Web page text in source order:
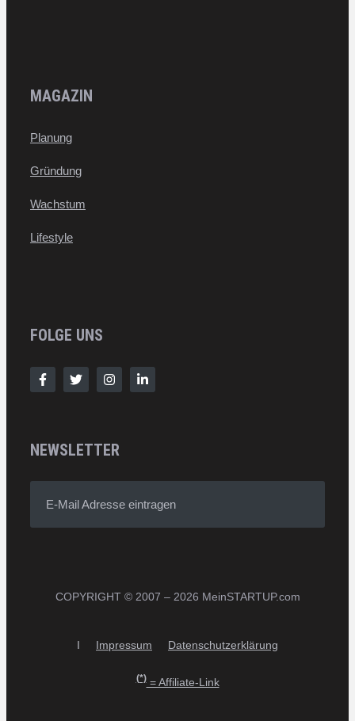
MAGAZIN
Planung
Gründung
Wachstum
Lifestyle
FOLGE UNS
NEWSLETTER
E-Mail Adresse eintragen
COPYRIGHT © 2007 – 2026 MeinSTARTUP.com
I Impressum Datenschutzerklärung
(*)= Affiliate-Link